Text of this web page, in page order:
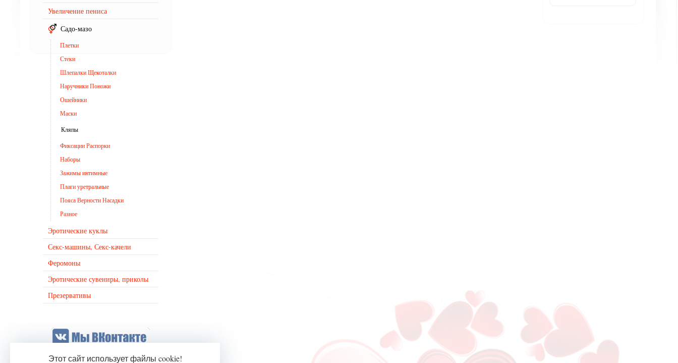
Увеличение пениса
Садо-мазо
Плетки
Стеки
Шлепалки Щекоталки
Наручники Поножи
Ошейники
Маски
Кляпы
Фиксации Распорки
Наборы
Зажимы интимные
Плаги уретральные
Пояса Верности Насадки
Разное
Эротические куклы
Секс-машины, Секс-качели
Феромоны
Эротические сувениры, приколы
Презервативы
Этот сайт использует файлы cookie!